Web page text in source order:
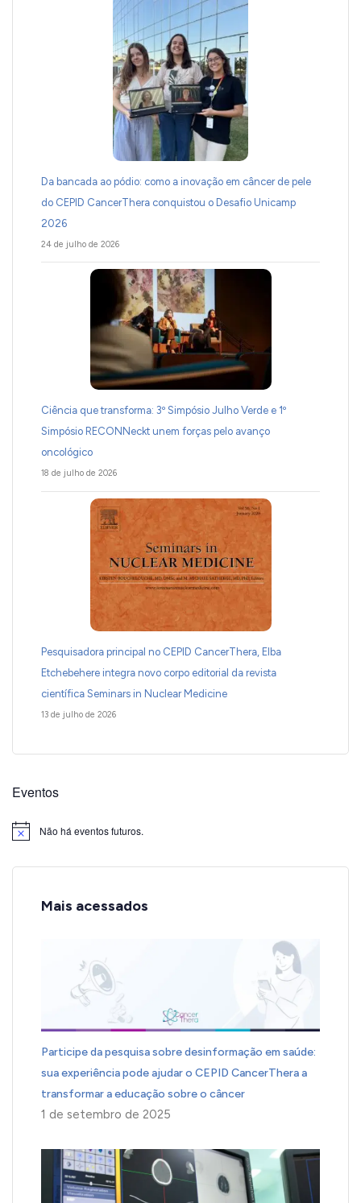
Da bancada ao pódio: como a inovação em câncer de pele
do CEPID CancerThera conquistou o Desafio Unicamp
2026
24 de julho de 2026
Ciência que transforma: 3º Simpósio Julho Verde e 1º
Simpósio RECONNeckt unem forças pelo avanço
oncológico
18 de julho de 2026
Pesquisadora principal no CEPID CancerThera, Elba
Etchebehere integra novo corpo editorial da revista
científica Seminars in Nuclear Medicine
13 de julho de 2026
Eventos
Notice Não há eventos futuros.
Mais acessados
Participe da pesquisa sobre desinformação em saúde:
sua experiência pode ajudar o CEPID CancerThera a
transformar a educação sobre o câncer
1 de setembro de 2025